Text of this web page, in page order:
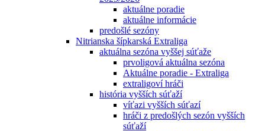
aktuálne poradie
aktuálne informácie
predošlé sezóny
Nitrianska šípkarská Extraliga
aktuálna sezóna vyššej súťaže
prvoligová aktuálna sezóna
Aktuálne poradie - Extraliga
extraligoví hráči
história vyšších súťaží
víťazi vyšších súťazí
hráči z predošlých sezón vyšších
súťaží